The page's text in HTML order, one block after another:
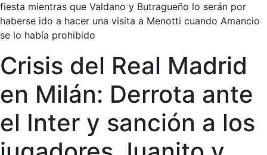
fiesta mientras que Valdano y Butragueño lo serán por
haberse ido a hacer una visita a Menotti cuando Amancio
se lo había prohibido
Crisis del Real Madrid
en Milán: Derrota ante
el Inter y sanción a los